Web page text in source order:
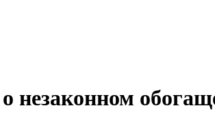
незаконном